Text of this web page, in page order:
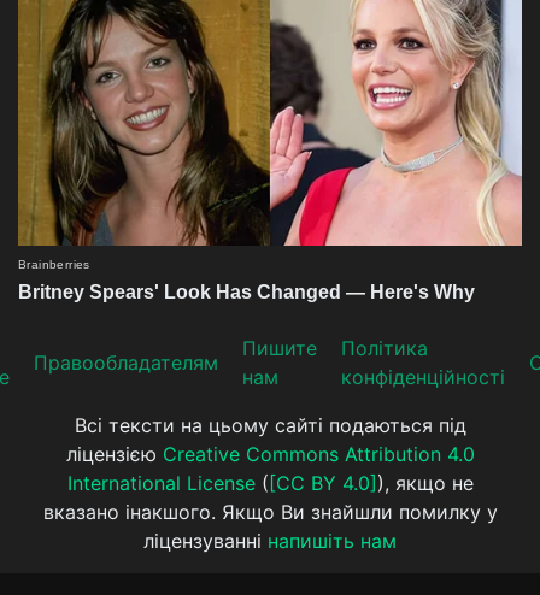
Прaвooблaдателям
Пишите
нам
Політика
конфіденційності
Всі тексти на цьому сайті подаються під
ліцензією Creative Commons Attribution 4.0
International License( [CC BY 4.0] ), якщо не
вказано інакшого. Якщо Ви знайшли помилку у
ліцензуванні напишіть нам